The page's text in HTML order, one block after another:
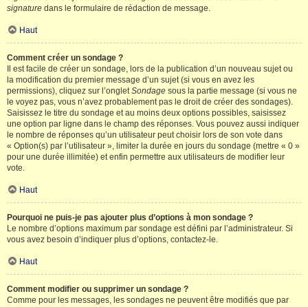
signature dans le formulaire de rédaction de message.
Haut
Comment créer un sondage ?
Il est facile de créer un sondage, lors de la publication d’un nouveau sujet ou
la modification du premier message d’un sujet (si vous en avez les
permissions), cliquez sur l’ongletSondage sous la partie message (si vous ne
le voyez pas, vous n’avez probablement pas le droit de créer des sondages).
Saisissez le titre du sondage et au moins deux options possibles, saisissez
une option par ligne dans le champ des réponses. Vous pouvez aussi indiquer
le nombre de réponses qu’un utilisateur peut choisir lors de son vote dans
« Option(s) par l’utilisateur », limiter la durée en jours du sondage (mettre « 0 »
pour une durée illimitée) et enfin permettre aux utilisateurs de modifier leur
vote.
Haut
Pourquoi ne puis-je pas ajouter plus d’options à mon sondage ?
Le nombre d’options maximum par sondage est défini par l’administrateur. Si
vous avez besoin d’indiquer plus d’options, contactez-le.
Haut
Comment modifier ou supprimer un sondage ?
Comme pour les messages, les sondages ne peuvent être modifiés que par